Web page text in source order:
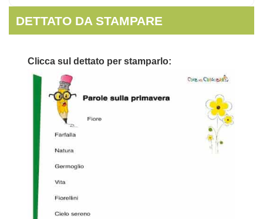
DETTATO DA STAMPARE
Clicca sul dettato per stamparlo: